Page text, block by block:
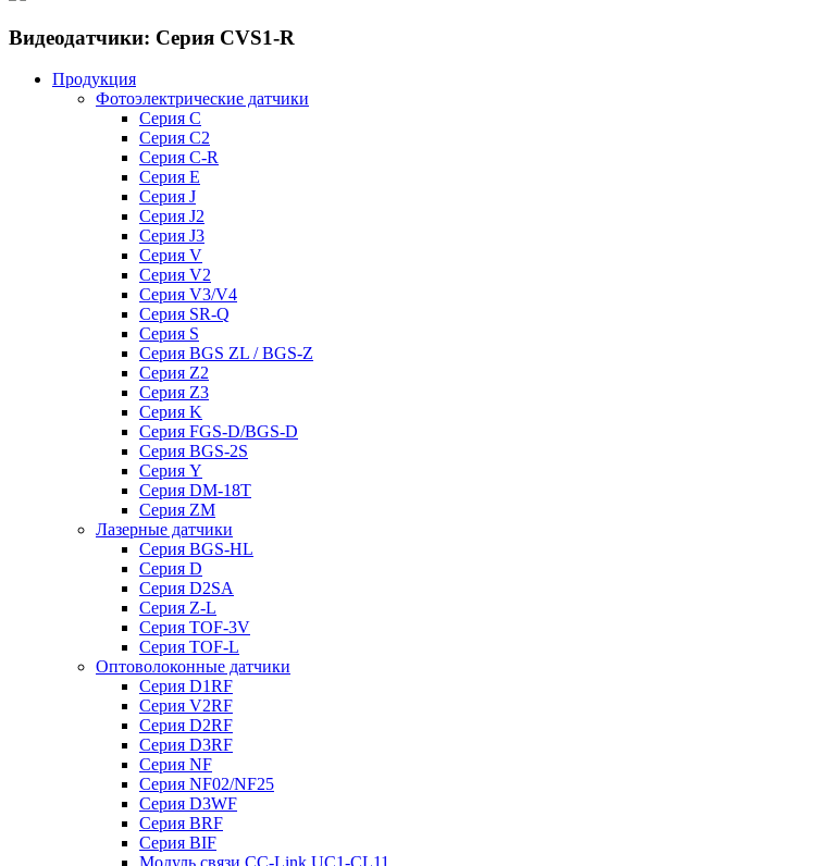
Видеодатчики: Серия CVS1-R
Продукция
Фотоэлектрические датчики
Серия C
Серия C2
Серия C-R
Серия E
Серия J
Серия J2
Серия J3
Серия V
Серия V2
Серия V3/V4
Серия SR-Q
Серия S
Серия BGS ZL / BGS-Z
Серия Z2
Серия Z3
Серия K
Серия FGS-D/BGS-D
Серия BGS-2S
Серия Y
Серия DM-18T
Серия ZM
Лазерные датчики
Серия BGS-HL
Серия D
Серия D2SA
Серия Z-L
Серия TOF-3V
Серия TOF-L
Оптоволоконные датчики
Серия D1RF
Серия V2RF
Серия D2RF
Серия D3RF
Серия NF
Серия NF02/NF25
Серия D3WF
Серия BRF
Серия BIF